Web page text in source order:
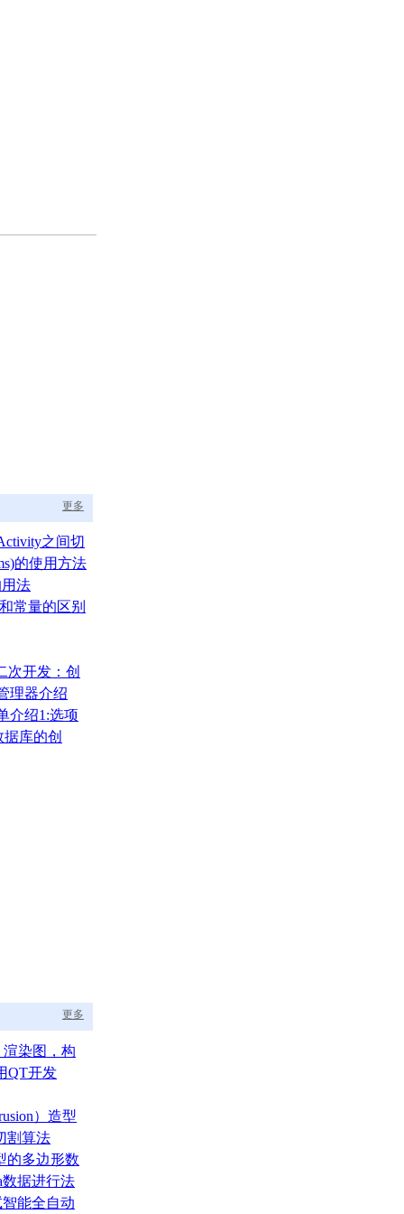
更多
之间切
的使用方法
法
常量的区别
次开发：创
理器介绍
介绍1:选项
据库的创
更多
渲染图，构
调度中枢
QT开发
）造型
割算法
的多边形数
据进行法
能全自动